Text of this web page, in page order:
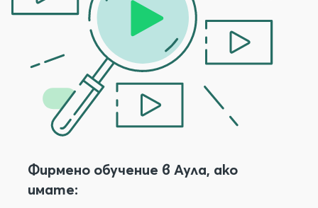
Фирмено обучение в Аула, ако
имате: